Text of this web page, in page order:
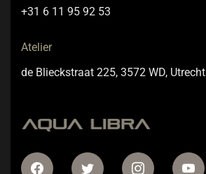
+31 6 11 95 92 53
Atelier
de Blieckstraat 225, 3572 WD, Utrecht